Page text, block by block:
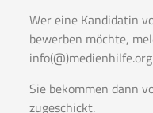
Wer eine Kandidatin
bewerben möchte,
info(@)medienhilfe.org
Sie bekommen dann
zugeschickt.